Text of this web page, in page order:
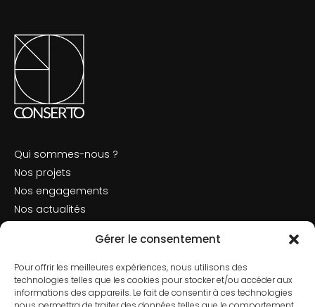
Gérer le consentement
Pour offrir les meilleures expériences, nous utilisons des
technologies telles que les cookies pour stocker et/ou accéder aux
informations des appareils. Le fait de consentir à ces technologies
Qui sommes-nous ?
Nos projets
Nos engagements
Nos actualités
Politique de cookies
Nous contacter